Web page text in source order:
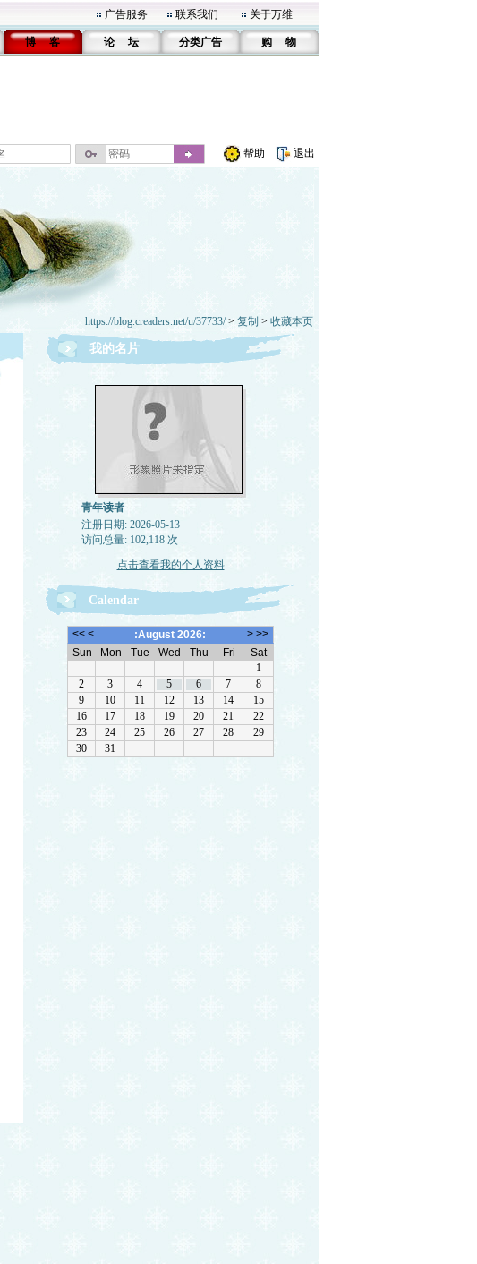
广告服务 联系我们 关于万维
博 客 论 坛 分类广告 购 物
帮助 退出
https://blog.creaders.net/u/37733/> 复制 > 收藏本页
我的名片
青年读者
注册日期: 2026-05-13
访问总量: 102,118 次
点击查看我的个人资料
Calendar